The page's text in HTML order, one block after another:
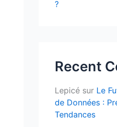
?
Recent
Lepicé sur Le
de Données :
Tendances